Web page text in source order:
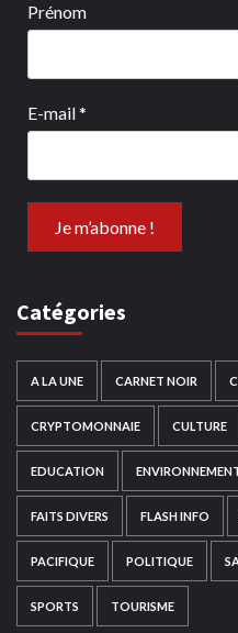
Prénom
E-mail*
Catégories
A LA UNE CARNET NOIR
CRYPTOMONNAIE CULTURE
EDUCATION
FAITS DIVERS FLASH INFO
PACIFIQUE POLITIQUE
SPORTS TOURISME